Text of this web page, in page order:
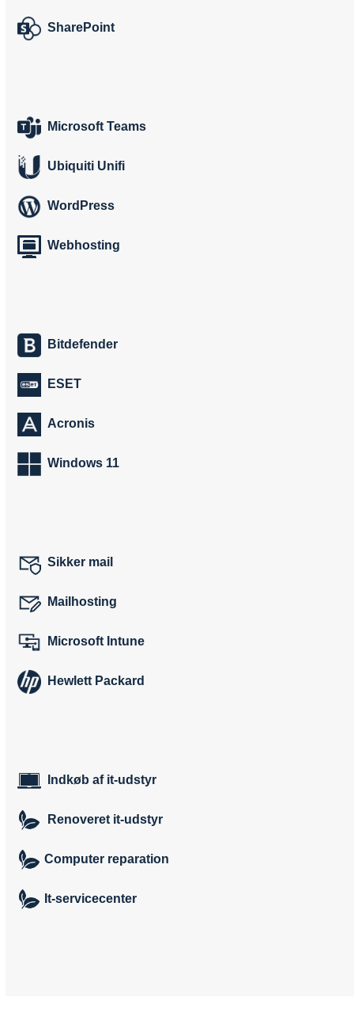
SharePoint
Microsoft Teams
Ubiquiti Unifi
WordPress
Webhosting
Bitdefender
ESET
Acronis
Windows 11
Sikker mail
Mailhosting
Microsoft Intune
Hewlett Packard
Indkøb af it-udstyr
Renoveret it-udstyr
Computer reparation
It-servicecenter